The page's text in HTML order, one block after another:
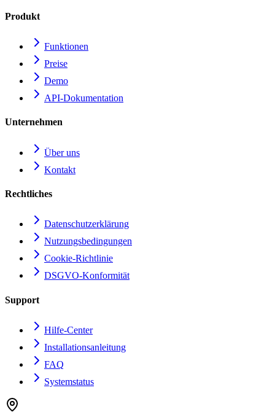
Produkt
Funktionen
Preise
Demo
API-Dokumentation
Unternehmen
Über uns
Kontakt
Rechtliches
Datenschutzerklärung
Nutzungsbedingungen
Cookie-Richtlinie
DSGVO-Konformität
Support
Hilfe-Center
Installationsanleitung
FAQ
Systemstatus